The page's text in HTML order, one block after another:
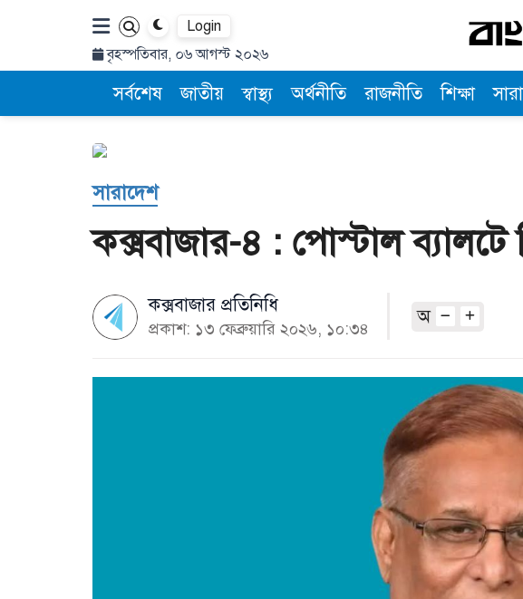
Login
বৃহস্পতিবার, ০৬ আগস্ট ২০২৬
সর্বশেষ জাতীয় স্বাস্থ্য অর্থনীতি রাজনীতি শিক্ষা
সারাদেশ
কক্সবাজার-৪ : পোস্টাল
কক্সবাজার প্রতিনিধি
প্রকাশ: ১৩ ফেব্রুয়ারি ২০২৬, ১০:৩৪
অ